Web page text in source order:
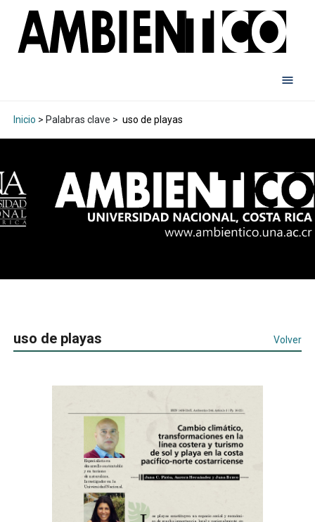
Inicio > Palabras clave > uso de playas
uso de playas Volver